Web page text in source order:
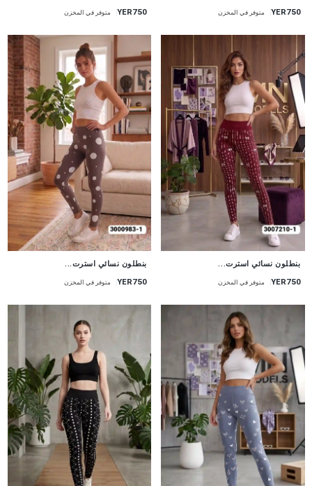
YER750 متوفر في المخزن YER750 متوفر في المخزن
جديد
بنطلون نسائي استرت...
YER750 متوفر في المخزن
جديد
بنطلون نسائي استرت...
YER750 متوفر في المخزن